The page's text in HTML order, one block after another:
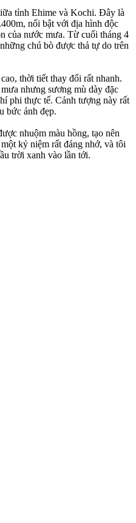
tỉnh Ehime và Kochi. Đây là
nổi bật với địa hình độc
của nước mưa. Từ cuối tháng 4
chú bò được thả tự do trên
thời tiết thay đổi rất nhanh.
nhưng sương mù dày đặc
phi thực tế. Cảnh tượng này rất
bức ảnh đẹp.
nhuộm màu hồng, tạo nên
kỷ niệm rất đáng nhớ, và tôi
trời xanh vào lần tới.